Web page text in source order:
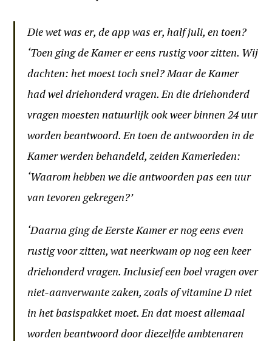
Die wet was er, de app was er, half juli, en toen?
‘Toen ging de Kamer er eens rustig voor zitten. Wij
dachten: het moest toch snel? Maar de Kamer
had wel driehonderd vragen. En die driehonderd
vragen moesten natuurlijk ook weer binnen 24 uur
worden beantwoord. En toen de antwoorden in de
Kamer werden behandeld, zeiden Kamerleden:
‘Waarom hebben we die antwoorden pas een uur
van tevoren gekregen?’
‘Daarna ging de Eerste Kamer er nog eens even
rustig voor zitten, wat neerkwam op nog een keer
driehonderd vragen. Inclusief een boel vragen over
niet-aanverwante zaken, zoals of vitamine D niet
in het basispakket moet. En dat moest allemaal
worden beantwoord door diezelfde ambtenaren